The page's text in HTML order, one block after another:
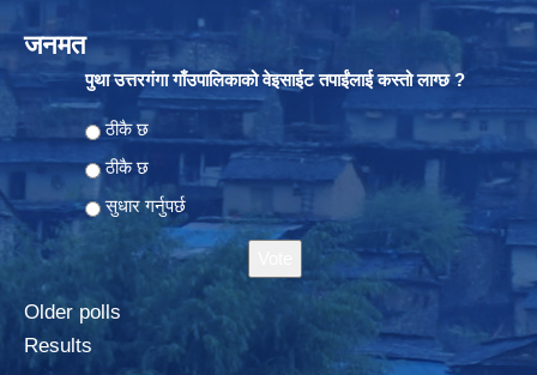
जनमत
पुथा उत्तरगंगा गाँउपालिकाको वेइसाईट तपाईंलाई कस्तो लाग्छ ?
Choices
ठीकै छ
ठीकै छ
सुधार गर्नुपर्छ
Older polls
Results